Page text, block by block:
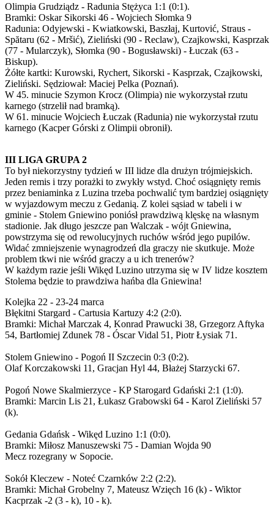
Olimpia Grudziądz - Radunia Stężyca 1:1 (0:1).
Bramki: Oskar Sikorski 46 - Wojciech Słomka 9
Radunia: Odyjewski - Kwiatkowski, Baszłaj, Kurtović, Straus -
Spătaru (62 - Mršić), Zieliński (90 - Reclaw), Czajkowski, Kasprzak
(77 - Mularczyk), Słomka (90 - Bogusławski) - Łuczak (63 -
Biskup).
Żółte kartki: Kurowski, Rychert, Sikorski - Kasprzak, Czajkowski,
Zieliński. Sędziował: Maciej Pelka (Poznań).
W 45. minucie Szymon Krocz (Olimpia) nie wykorzystał rzutu
karnego (strzelił nad bramką).
W 61. minucie Wojciech Łuczak (Radunia) nie wykorzystał rzutu
karnego (Kacper Górski z Olimpii obronił).
III LIGA GRUPA 2
To był niekorzystny tydzień w III lidze dla drużyn trójmiejskich.
Jeden remis i trzy porażki to zwykły wstyd. Choć osiągnięty remis
przez beniaminka z Luzina trzeba pochwalić tym bardziej osiągnięty
w wyjazdowym meczu z Gedanią. Z kolei sąsiad w tabeli i w
gminie - Stolem Gniewino poniósł prawdziwą klęskę na własnym
stadionie. Jak długo jeszcze pan Walczak - wójt Gniewina,
powstrzyma się od rewolucyjnych ruchów wśród jego pupilów.
Widać zmniejszenie wynagrodzeń dla graczy nie skutkuje. Może
problem tkwi nie wśród graczy a u ich trenerów?
W każdym razie jeśli Wikęd Luzino utrzyma się w IV lidze kosztem
Stolema będzie to prawdziwa hańba dla Gniewina!
Kolejka 22 - 23-24 marca
Błękitni Stargard - Cartusia Kartuzy 4:2 (2:0).
Bramki: Michał Marczak 4, Konrad Prawucki 38, Grzegorz Aftyka
54, Bartłomiej Zdunek 78 - Óscar Vidal 51, Piotr Łysiak 71.
Stolem Gniewino - Pogoń II Szczecin 0:3 (0:2).
Olaf Korczakowski 11, Gracjan Hyl 44, Błażej Starzycki 67.
Pogoń Nowe Skalmierzyce - KP Starogard Gdański 2:1 (1:0).
Bramki: Marcin Lis 21, Łukasz Grabowski 64 - Karol Zieliński 57
(k).
Gedania Gdańsk - Wikęd Luzino 1:1 (0:0).
Bramki: Miłosz Manuszewski 75 - Damian Wojda 90
Mecz rozegrany w Sopocie.
Sokół Kleczew - Noteć Czarnków 2:2 (2:2).
Bramki: Michał Grobelny 7, Mateusz Wzięch 16 (k) - Wiktor
Kacprzak -2 (3 - k), 10 - k).